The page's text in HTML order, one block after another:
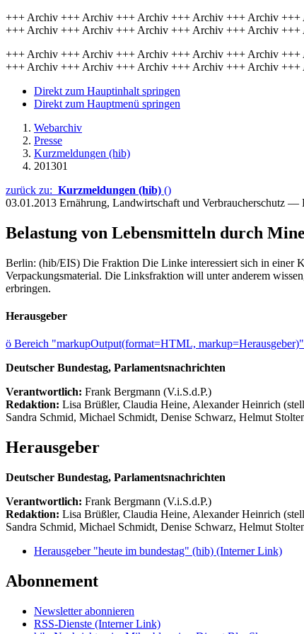
+++ Archiv +++ Archiv +++ Archiv +++ Archiv +++ Archiv
+++ Archiv +++ Archiv +++ Archiv +++ Archiv +++ Archiv
+++ Archiv +++ Archiv +++ Archiv +++ Archiv +++ Archiv
+++ Archiv +++ Archiv +++ Archiv +++ Archiv +++ Archiv
Direkt zum Hauptinhalt springen
Direkt zum Hauptmenü springen
Webarchiv
Presse
Kurzmeldungen (hib)
201301
zurück zu: Kurzmeldungen (hib) ()
03.01.2013 Ernährung, Landwirtschaft und Verbraucherschutz
Belastung von Lebensmitteln durch
Berlin: (hib/EIS) Die Fraktion Die Linke interessiert sich in einer
Verpackungsmaterial. Die Linksfraktion will unter anderem
erbringen.
Herausgeber
ö Bereich "markupOutput(format=HTML,
Deutscher Bundestag, Parlamentsnachrichten
Verantwortlich: Frank Bergmann (V.i.S.d.P.)
Redaktion: Lisa Brüßler, Claudia Heine, Alexander Heinrich
Sandra Schmid, Michael Schmidt, Denise Schwarz, Helmut
Herausgeber
Deutscher Bundestag, Parlamentsnachrichten
Verantwortlich: Frank Bergmann (V.i.S.d.P.)
Redaktion: Lisa Brüßler, Claudia Heine, Alexander Heinrich
Sandra Schmid, Michael Schmidt, Denise Schwarz, Helmut
Herausgeber "heute im bundestag" (hib) (Interner Link)
Abonnement
Newsletter abonnieren
RSS-Dienste (Interner Link)